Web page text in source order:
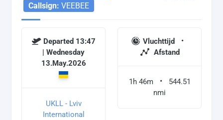
Callsign: VEEBEE
Departed 13:47
| Wednesday
13.May.2026
UKLL - Lviv
International
Vluchttijd
Afstand
1h 46m
544.51
nmi